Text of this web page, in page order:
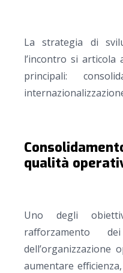
La strategia di
l’incontro si
principali:
qualità
Uno degli
rafforzamento
dell’organizzazione
aumentare